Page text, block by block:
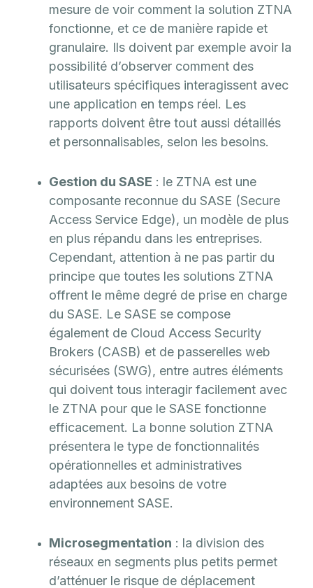
mesure de voir comment la solution ZTNA
fonctionne, et ce de manière rapide et
granulaire. Ils doivent par exemple avoir la
possibilité d’observer comment des
utilisateurs spécifiques interagissent avec
une application en temps réel. Les
rapports doivent être tout aussi détaillés
et personnalisables, selon les besoins.
Gestion du SASE : le ZTNA est une
composante reconnue du SASE (Secure
Access Service Edge), un modèle de plus
en plus répandu dans les entreprises.
Cependant, attention à ne pas partir du
principe que toutes les solutions ZTNA
offrent le même degré de prise en charge
du SASE. Le SASE se compose
également de Cloud Access Security
Brokers (CASB) et de passerelles web
sécurisées (SWG), entre autres éléments
qui doivent tous interagir facilement avec
le ZTNA pour que le SASE fonctionne
efficacement. La bonne solution ZTNA
présentera le type de fonctionnalités
opérationnelles et administratives
adaptées aux besoins de votre
environnement SASE.
Microsegmentation : la division des
réseaux en segments plus petits permet
d’atténuer le risque de déplacement